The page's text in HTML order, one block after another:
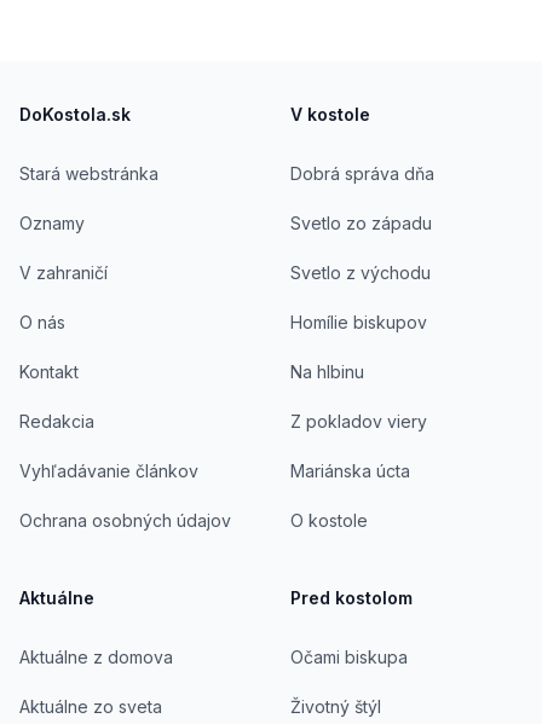
DoKostola.sk
Stará webstránka
Oznamy
V zahraničí
O nás
Kontakt
Redakcia
Vyhľadávanie článkov
Ochrana osobných údajov
Aktuálne
Aktuálne z domova
Aktuálne zo sveta
V kostole
Dobrá správa dňa
Svetlo zo západu
Svetlo z východu
Homílie biskupov
Na hlbinu
Z pokladov viery
Mariánska úcta
O kostole
Pred kostolom
Očami biskupa
Životný štýl